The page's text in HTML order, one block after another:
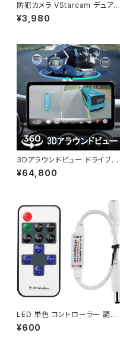
防犯カメラ VStarcam デュアル
レンズ1台で2台分の役割 ONVI
F WIFI ワイヤレス 動体検知 Mi
¥3,980
3Dアラウンドビュー ドライブレ
コーダー 中型大型車対応 108
0P AHD対応 Sonyレンズ 全方
¥64,800
LED 単色 コントローラー 調光
点滅 リモコン RF ワイヤレス D
Cジャック LEDテープ LEDライ
¥600